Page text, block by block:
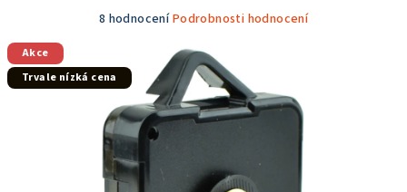
Průměrné
je
5,0
5
hvězdiček.
8 hodnoceníPodrobnosti hodnocení
Akce
Trvale nízká cena